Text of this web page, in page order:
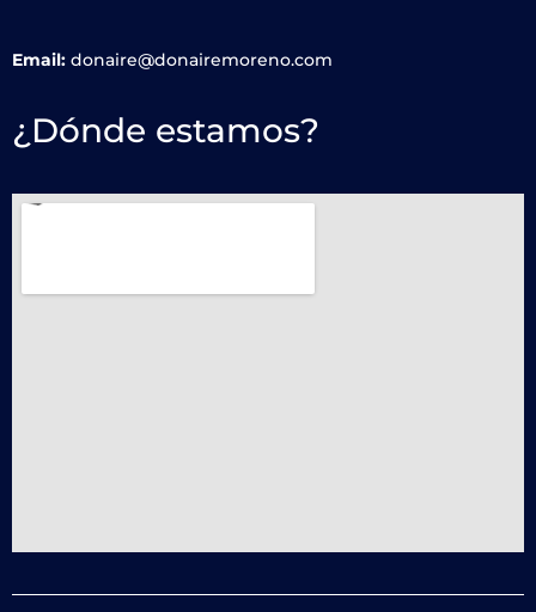
Email: donaire@donairemoreno.com
¿Dónde estamos?